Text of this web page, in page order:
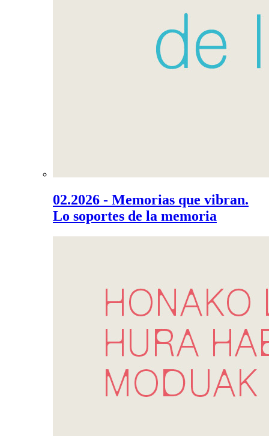
02.2026 - Memorias que vibran.
Lo soportes de la memoria